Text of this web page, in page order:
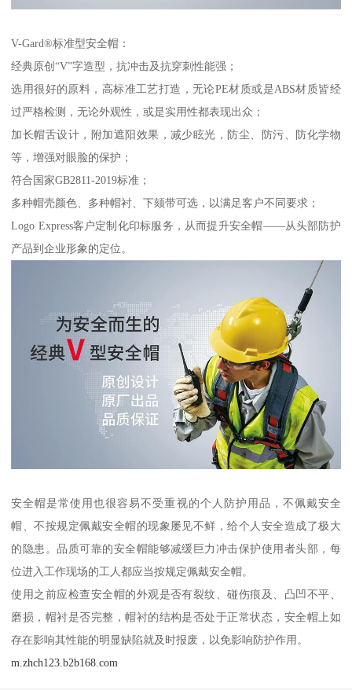
V-Gard®标准型安全帽：
经典原创“V”字造型，抗冲击及抗穿刺性能强；
选用很好的原料，高标准工艺打造，无论PE材质或是ABS材质皆经
过严格检测，无论外观性，或是实用性都表现出众；
加长帽舌设计，附加遮阳效果，减少眩光，防尘、防污、防化学物
等，增强对眼脸的保护；
符合国家GB2811-2019标准；
多种帽壳颜色、多种帽衬、下颏带可选，以满足客户不同要求；
Logo Express客户定制化印标服务，从而提升安全帽——从头部防护
产品到企业形象的定位。
安全帽是常使用也很容易不受重视的个人防护用品，不佩戴安全
帽、不按规定佩戴安全帽的现象屡见不鲜，给个人安全造成了极大
的隐患。品质可靠的安全帽能够减缓巨力冲击保护使用者头部，每
位进入工作现场的工人都应当按规定佩戴安全帽。
使用之前应检查安全帽的外观是否有裂纹、碰伤痕及、凸凹不平、
磨损，帽衬是否完整，帽衬的结构是否处于正常状态，安全帽上如
存在影响其性能的明显缺陷就及时报废，以免影响防护作用。
m.zhch123.b2b168.com